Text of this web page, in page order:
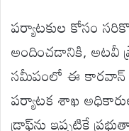
పర్యాటకుల కోసం
అందించడానికి, అటవీ
సమీపంలో ఈ కారవాన్
పర్యాటక శాఖ
డ్రాఫ్ట్‌ను ఇప్పటికే